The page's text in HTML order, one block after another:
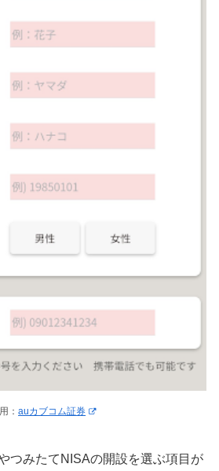
：auカブコム証券
つみたてNISAの開設を選ぶ項目が